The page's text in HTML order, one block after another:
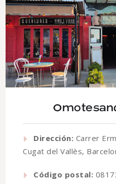
Dirección: Carrer
Cugat del Vallès,
Código postal: